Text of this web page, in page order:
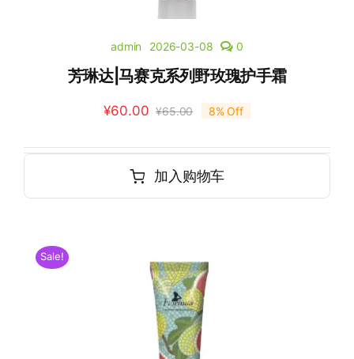
admin 2026-03-08 0
芳琳达|马赛克系列野玫瑰护手霜
¥65.00
¥60.00 8% Off
加入购物车
Sale!